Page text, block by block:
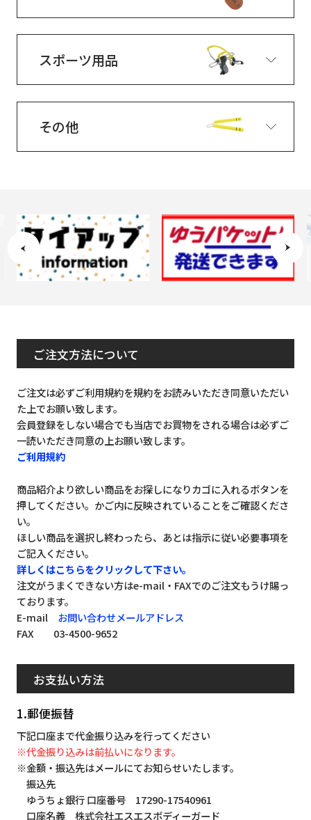
スポーツ用品
その他
ご注文方法について
ご注文は必ずご利用規約を規約をお読みいただき同意いただい
た上でお願い致します。
会員登録をしない場合でも当店でお買物をされる場合は必ずご
一読いただき同意の上お願い致します。
ご利用規約
商品紹介より欲しい商品をお探しになりカゴに入れるボタンを
押してください。かご内に反映されていることをご確認くださ
い。
ほしい商品を選択し終わったら、あとは指示に従い必要事項を
ご記入ください。
詳しくはこちらをクリックして下さい。
注文がうまくできない方はe-mail・FAXでのご注文もうけ賜っ
ております。
E-mail お問い合わせメールアドレス
FAX 03-4500-9652
お支払い方法
1.郵便振替
下記口座まで代金振り込みを行ってください
※代金振り込みは前払いになります。
※金額・振込先はメールにてお知らせいたします。
振込先
ゆうちょ銀行 口座番号 17290-17540961
口座名義 株式会社エスエスボディーガード